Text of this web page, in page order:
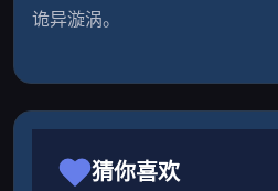
诡异漩涡。
猜你喜欢